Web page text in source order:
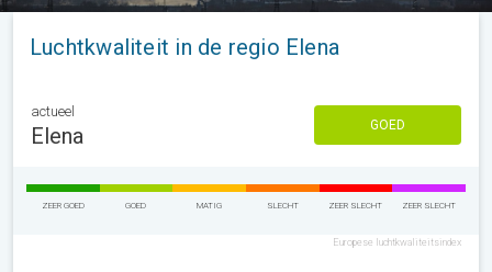
Luchtkwaliteit in de regio Elena
actueel
Elena GOED
ZEER GOED GOED MATIG SLECHT ZEER SLECHT ZEER SLECHT
Europese luchtkwaliteitsindex